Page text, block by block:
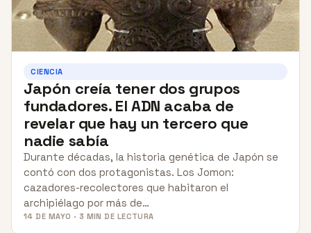
CIENCIA
Japón creía tener dos grupos
fundadores. El ADN acaba de
revelar que hay un tercero que
nadie sabía
Durante décadas, la historia genética de Japón se
contó con dos protagonistas. Los Jomon:
cazadores-recolectores que habitaron el
archipiélago por más de…
14 DE MAYO · 3 MIN DE LECTURA